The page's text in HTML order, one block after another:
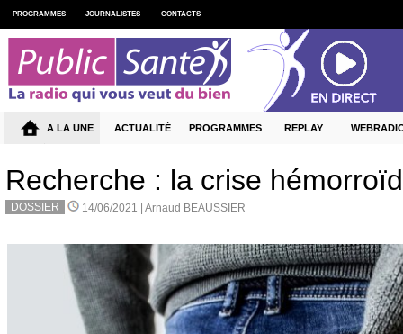
Recherche : la crise
DOSSIER 14/06/2021 | Arnaud BEAUSSIER
PROGRAMMES JOURNALISTES CONTACTS
A LA UNE ACTUALITÉ PROGRAMMES REPLAY